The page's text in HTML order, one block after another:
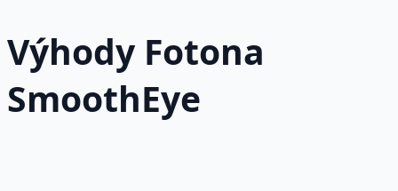
Výhody Fotona
SmoothEye